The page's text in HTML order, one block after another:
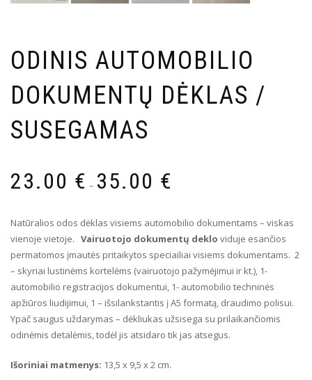
ODINIS AUTOMOBILIO
DOKUMENTŲ DĖKLAS /
SUSEGAMAS
23.00 € – 35.00 €
Natūralios odos dėklas visiems automobilio dokumentams – viskas
vienoje vietoje. Vairuotojo dokumentų deklo viduje esančios
permatomos įmautės pritaikytos speciailiai visiems dokumentams. 2
– skyriai lustinėms kortelėms (vairuotojo pažymėjimui ir kt.), 1-
automobilio registracijos dokumentui, 1- automobilio techninės
apžiūros liudijimui, 1 – išsilankstantis į A5 formatą, draudimo polisui.
Ypač saugus uždarymas – dėkliukas užsisega su prilaikančiomis
odinėmis detalėmis, todėl jis atsidaro tik jas atsegus.
Išoriniai matmenys: 13,5 x 9,5 x 2 cm.